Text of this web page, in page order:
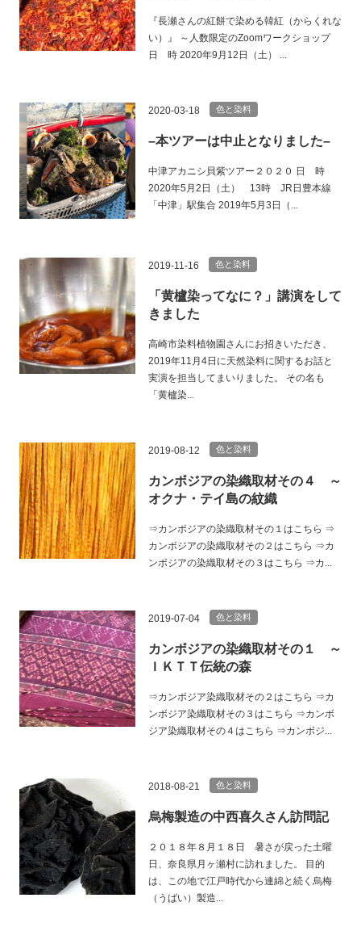
『長瀬さんの紅餅で染める韓紅（からくれな
い）』 ～人数限定のZoomワークショップ
日 時 2020年9月12日（土） ...
2020-03-18 色と染料
–本ツアーは中止となりました–
中津アカニシ貝紫ツアー２０２０ 日 時
2020年5月2日（土） 13時 JR日豊本線
「中津」駅集合 2019年5月3日（...
2019-11-16 色と染料
「黄櫨染ってなに？」講演をして
きました
高崎市染料植物園さんにお招きいただき、
2019年11月4日に天然染料に関するお話と
実演を担当してまいりました。 その名も
「黄櫨染...
2019-08-12 色と染料
カンボジアの染織取材その４ ～
オクナ・テイ島の紋織
⇒カンボジアの染織取材その１はこちら ⇒
カンボジアの染織取材その２はこちら ⇒カ
ンボジアの染織取材その３はこちら ⇒カ...
2019-07-04 色と染料
カンボジアの染織取材その１ ～
ＩＫＴＴ伝統の森
⇒カンボジア染織取材その２はこちら ⇒カ
ンボジア染織取材その３はこちら ⇒カンボ
ジア染織取材その４はこちら ⇒カンボジ...
2018-08-21 色と染料
烏梅製造の中西喜久さん訪問記
２０１８年８月１８日 暑さが戻った土曜
日、奈良県月ヶ瀬村に訪れました。 目的
は、この地で江戸時代から連綿と続く烏梅
（うばい）製造...